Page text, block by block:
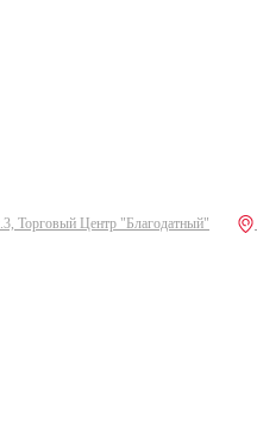
Торговый Центр "Благодатный"